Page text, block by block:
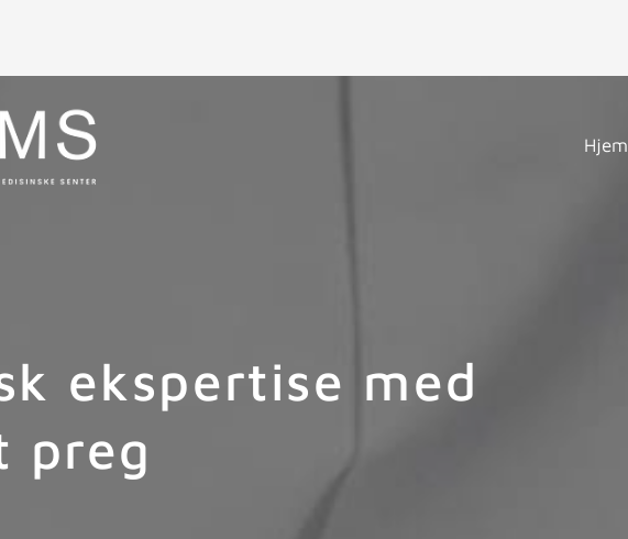
Hjem
ekspertise med
preg